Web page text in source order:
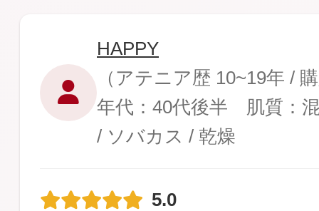
HAPPY
（アテニア歴 10~19年 /
年代：40代後半 肌質：
/ ソバカス / 乾燥
5.0